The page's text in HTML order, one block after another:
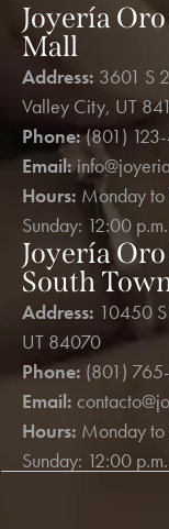
Joyería
Mall
Address: 3601 S
Valley City, UT
Phone:(801)
Email:
Hours: Monday
Sunday: 12:00
Joyería
South
Address: 10450
UT 84070
Phone: (801)
Email:
Hours: Monday
Sunday: 12:00